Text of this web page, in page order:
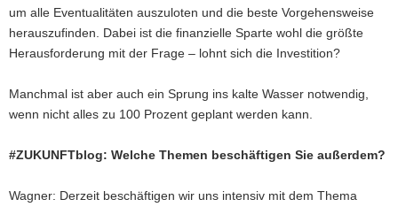
um alle Eventualitäten auszuloten und die beste Vorgehensweise
herauszufinden. Dabei ist die finanzielle Sparte wohl die größte
Herausforderung mit der Frage – lohnt sich die Investition?
Manchmal ist aber auch ein Sprung ins kalte Wasser notwendig,
wenn nicht alles zu 100 Prozent geplant werden kann.
#ZUKUNFTblog: Welche Themen beschäftigen Sie außerdem?
Wagner: Derzeit beschäftigen wir uns intensiv mit dem Thema